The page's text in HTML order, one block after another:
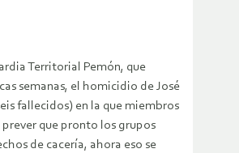
Territorial Pemón, que
semanas, el homicidio de José
fallecidos) en la que miembros
que pronto los grupos
de cacería, ahora eso se